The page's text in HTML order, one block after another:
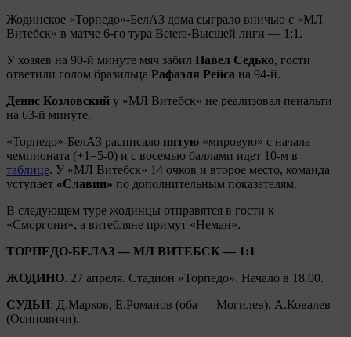
Жодинское «Торпедо»-БелАЗ дома сыграло вничью с «МЛ
Витебск» в матче 6-го тура Betera-Высшей лиги — 1:1.
У хозяев на 90-й минуте мяч забил Павел Седько, гости
ответили голом бразильца Рафаэля Рейса на 94-й.
Денис Козловский у «МЛ Витебск» не реализовал пенальти
на 63-й минуте.
«Торпедо»-БелАЗ расписало пятую «мировую» с начала
чемпионата (+1=5-0) и с восемью баллами идет 10-м в
таблице. У «МЛ Витебск» 14 очков и второе место, команда
уступает «Славии» по дополнительным показателям.
В следующем туре жодинцы отправятся в гости к
«Сморгони», а витебляне примут «Неман».
ТОРПЕДО-БЕЛАЗ — МЛ ВИТЕБСК — 1:1
ЖОДИНО. 27 апреля. Стадион «Торпедо». Начало в 18.00.
СУДЬИ: Д.Марков, Е.Романов (оба — Могилев), А.Ковалев
(Осиповичи).